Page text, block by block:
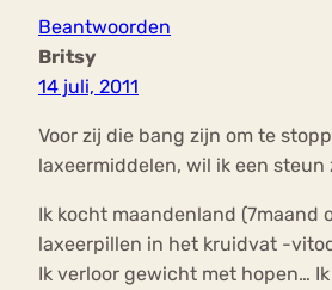
Beantwoorden
Britsy
14 juli, 2011
Voor zij die bang zijn om te
laxeermiddelen, wil ik een steun
Ik kocht maandenland (7maand
laxeerpillen in het kruidvat -
Ik verloor gewicht met hopen…